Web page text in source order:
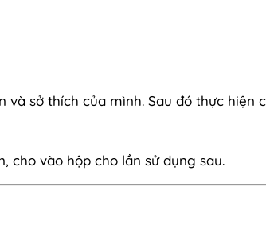
sở thích của mình. Sau đó thực hiện
cho vào hộp cho lần sử dụng sau.